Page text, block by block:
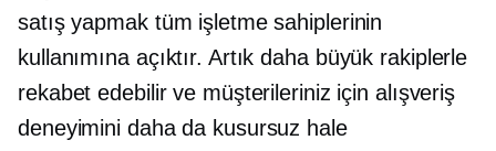
satış yapmak tüm işletme sahiplerinin
kullanımına açıktır. Artık daha büyük rakiplerle
rekabet edebilir ve müşterileriniz için alışveriş
deneyimini daha da kusursuz hale